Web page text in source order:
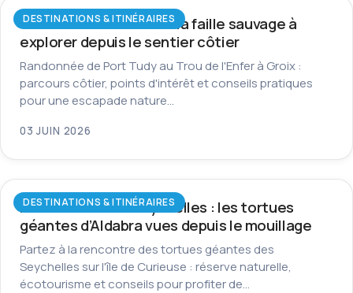
DESTINATIONS & ITINÉRAIRES
Trou de l’Enfer à Groix : la faille sauvage à
explorer depuis le sentier côtier
Randonnée de Port Tudy au Trou de l'Enfer à Groix :
parcours côtier, points d'intérêt et conseils pratiques
pour une escapade nature…
03 JUIN 2026
DESTINATIONS & ITINÉRAIRES
Île Curieuse aux Seychelles : les tortues
géantes d’Aldabra vues depuis le mouillage
Partez à la rencontre des tortues géantes des
Seychelles sur l'île de Curieuse : réserve naturelle,
écotourisme et conseils pour profiter de…